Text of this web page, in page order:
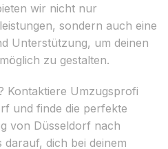
wir nicht nur
sondern auch eine
Unterstützung, um deinen
zu gestalten.
Kontaktiere Umzugsprofi
und finde die perfekte
von Düsseldorf nach
dich bei deinem